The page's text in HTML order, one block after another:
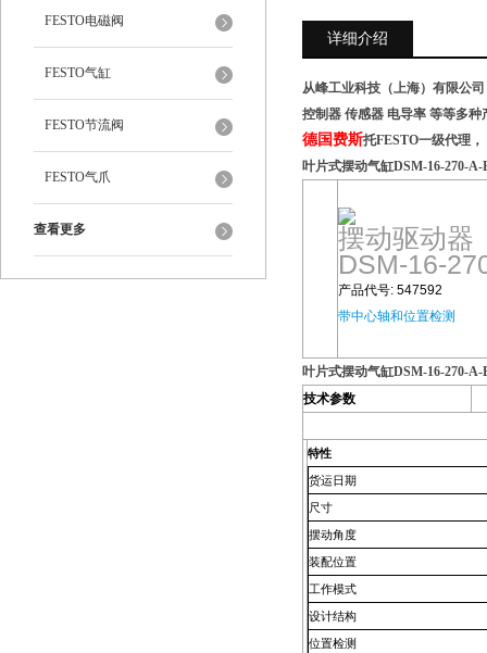
FESTO电磁阀
FESTO气缸
FESTO节流阀
FESTO气爪
查看更多
详细介绍
从峰工业科技（上海）有限公
控制器 传感器 电导率 等等多
德国费斯托FESTO一级代理
叶片式摆动气缸DSM-16-270-A-
摆动驱动器
DSM-16-
产品代号: 547592
带中心轴和位置检测
叶片式摆动气缸DSM-16-270-A-
技术参数
特性
货运日期
尺寸
摆动角度
装配位置
工作模式
设计结构
位置检测